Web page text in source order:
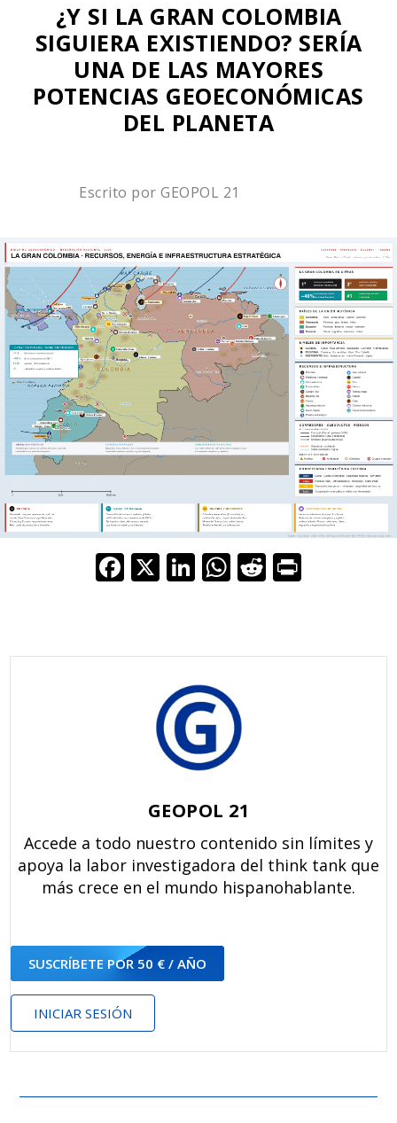
¿Y SI LA GRAN COLOMBIA
SIGUIERA EXISTIENDO? SERÍA
UNA DE LAS MAYORES
POTENCIAS GEOECONÓMICAS
DEL PLANETA
Escrito por GEOPOL 21
F
b
X Li
e
dI
n
W
s
p
p
R
di
GEOPOL 21
Accede a todo nuestro contenido sin límites y
apoya la labor investigadora del think tank que
más crece en el mundo hispanohablante.
SUSCRÍBETE POR 50 € / AÑO
INICIAR SESIÓN